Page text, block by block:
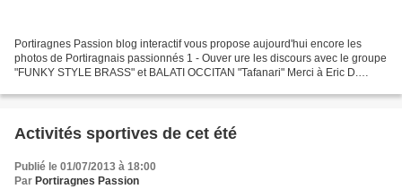
Portiragnes Passion blog interactif vous propose aujourd'hui encore les
photos de Portiragnais passionnés 1 - Ouver ure les discours avec le groupe
"FUNKY STYLE BRASS" et BALATI OCCITAN "Tafanari" Merci à Eric D.
Activités sportives de cet été
Publié le 01/07/2013 à 18:00
Par Portiragnes Passion